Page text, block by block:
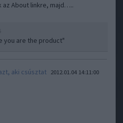
About linkre, majd…..
you are the product"
aki csúsztat 2012.01.04 14:11:00